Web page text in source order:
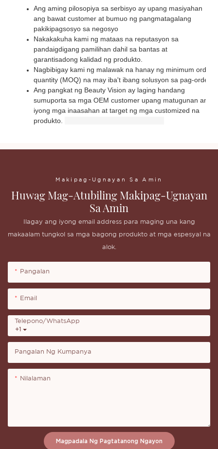
Ang aming pilosopiya sa serbisyo ay upang masiyahan
ang bawat customer at bumuo ng pangmatagalang
pakikipagsosyo sa negosyo
Nakakakuha kami ng mataas na reputasyon sa
pandaigdigang pamilihan dahil sa bantas at
garantisadong kalidad ng produkto.
Nagbibigay kami ng malawak na hanay ng minimum order
quantity (MOQ) na may iba't ibang solusyon sa pag-order.
Ang pangkat ng Beauty Vision ay laging handang
sumuporta sa mga OEM customer upang matugunan ang
iyong mga inaasahan at target ng mga customized na
produkto.
Makipag-Ugnayan Sa Amin
Huwag Mag-Atubiling Makipag-Ugnayan
Sa Amin
Ilagay ang iyong email address para maging una kang
makaalam tungkol sa mga bagong produkto at mga espesyal na
alok.
Pangalan
Email
+1
Telepono/whatsApp
Pangalan Ng Kumpanya
Nilalaman
Magpadala Ng Pagtatanong Ngayon